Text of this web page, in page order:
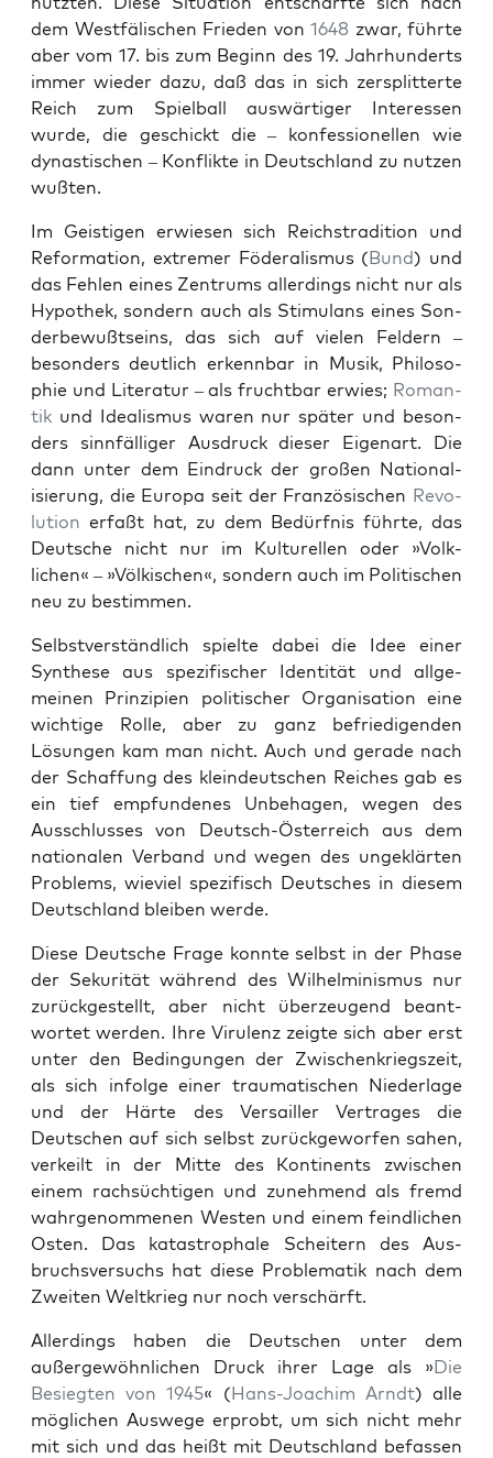
dem West­fälis­chen Frieden von 1648 zwar, führte
aber vom 17. bis zum Beginn des 19. Jahrhun­derts
immer wieder dazu, daß das in sich zer­split­terte
Reich zum Spiel­ball auswär­tiger Inter­essen
wurde, die geschickt die – kon­fes­sionellen wie
dynas­tis­chen – Kon­flik­te in Deutsch­land zu nutzen
wußten.
Im Geisti­gen erwiesen sich Reich­stra­di­tion und
Ref­or­ma­tion, extremer Föder­al­is­mus (Bund) und
das Fehlen eines Zen­trums allerd­ings nicht nur als
Hypothek, son­dern auch als Stim­u­lans eines Son­
der­be­wußt­seins, das sich auf vie­len Feldern –
beson­ders deut­lich erkennbar in Musik, Philoso­
phie und Lit­er­atur – als frucht­bar erwies; Roman­
tik und Ide­al­is­mus waren nur später und beson­
ders sin­n­fäl­liger Aus­druck dieser Eige­nart. Die
dann unter dem Ein­druck der großen Nation­al­
isierung, die Europa seit der Franzö­sis­chen Rev­o­
lu­tion erfaßt hat, zu dem Bedürf­nis führte, das
Deutsche nicht nur im Kul­turellen oder »Volk­
lichen« – »Völkischen«, son­dern auch im Poli­tis­chen
neu zu bes­tim­men.
Selb­stver­ständlich spielte dabei die Idee ein­er
Syn­these aus spez­i­fis­ch­er Iden­tität und all­ge­
meinen Prinzip­i­en poli­tis­ch­er Organ­i­sa­tion eine
wichtige Rolle, aber zu ganz befriedi­gen­den
Lösun­gen kam man nicht. Auch und ger­ade nach
der Schaf­fung des klein­deutschen Reich­es gab es
ein tief emp­fun­denes Unbe­ha­gen, wegen des
Auss­chlusses von Deutsch-Öster­re­ich aus dem
nationalen Ver­band und wegen des ungek­lärten
Prob­lems, wieviel spez­i­fisch Deutsches in diesem
Deutsch­land bleiben werde.
Diese Deutsche Frage kon­nte selb­st in der Phase
der Seku­rität während des Wil­helmin­is­mus nur
zurück­gestellt, aber nicht überzeu­gend beant­
wortet wer­den. Ihre Vir­u­lenz zeigte sich aber erst
unter den Bedin­gun­gen der Zwis­chenkriegszeit,
als sich infolge ein­er trau­ma­tis­chen Nieder­lage
und der Härte des Ver­sailler Ver­trages die
Deutschen auf sich selb­st zurück­ge­wor­fen sahen,
verkeilt in der Mitte des Kon­ti­nents zwis­chen
einem rach­süchti­gen und zunehmend als fremd
wahrgenomme­nen West­en und einem feindlichen
Osten. Das katas­trophale Scheit­ern des Aus­
bruchsver­suchs hat diese Prob­lematik nach dem
Zweit­en Weltkrieg nur noch ver­schärft.
Allerd­ings haben die Deutschen unter dem
außergewöhn­lichen Druck ihrer Lage als »Die
Besiegten von 1945« (Hans-Joachim Arndt) alle
möglichen Auswege erprobt, um sich nicht mehr
mit sich und das heißt mit Deutsch­land befassen